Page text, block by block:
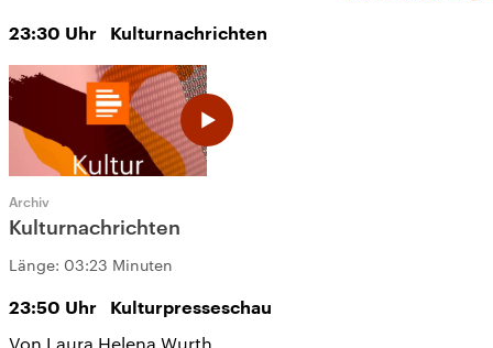
23:30 Uhr Kulturnachrichten
Archiv
Kulturnachrichten
Länge: 03:23 Minuten
23:50 Uhr Kulturpresseschau
Von Laura Helena Wurth